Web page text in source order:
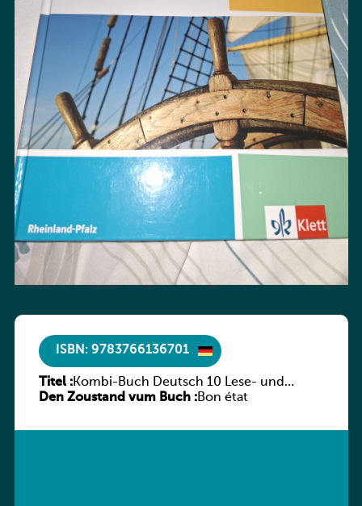
ISBN: 9783766136701
Titel :Kombi-Buch Deutsch 10 Lese- und
Sprachbuch
Den Zoustand vum Buch :Bon état